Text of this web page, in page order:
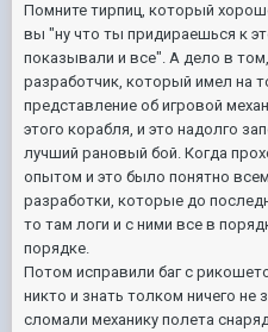
Помните тирпиц, который
вы "ну что ты придираешься к
показывали и все". А дело в
разработчик, который имел на
представление об игровой
этого корабля, и это надолго
лучший рановый бой. Когда
опытом и это было понятно
разработки, которые до
то там логи и с ними все в
порядке.
Потом исправили баг с
никто и знать толком ничего не
сломали механику полета